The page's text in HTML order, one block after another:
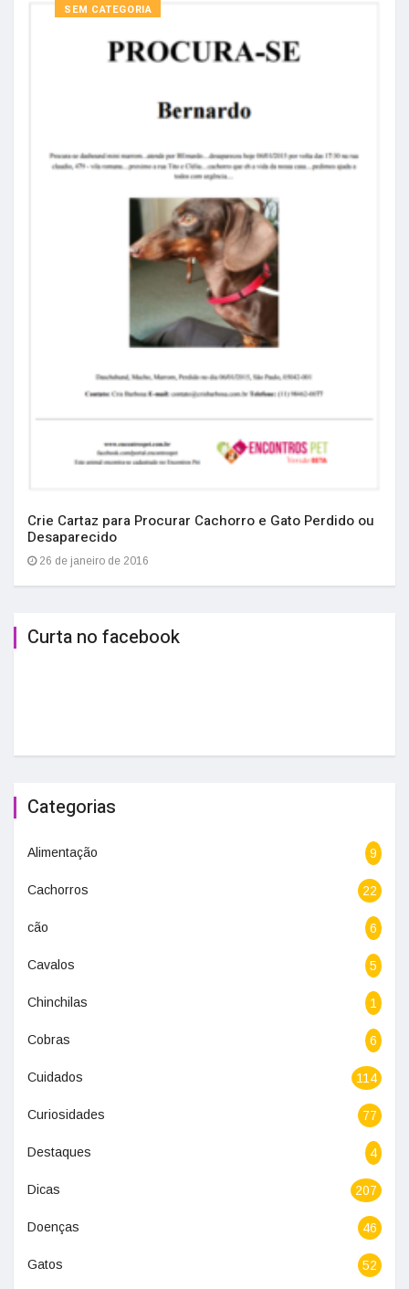
SEM CATEGORIA
Crie Cartaz para Procurar Cachorro e Gato Perdido ou
Desaparecido
26 de janeiro de 2016
Curta no facebook
Categorias
Alimentação 9
Cachorros 22
cão 6
Cavalos 5
Chinchilas 1
Cobras 6
Cuidados 114
Curiosidades 77
Destaques 4
Dicas 207
Doenças 46
Gatos 52